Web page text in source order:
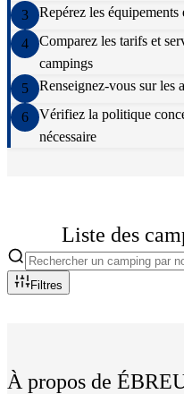
3
Repérez les
4
Comparez les tarifs et
campings
5
Renseignez-vous sur les
6
Vérifiez la politique
nécessaire
Liste des
Filtres
À propos de